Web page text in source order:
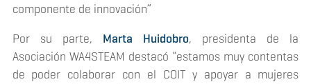
componente de innovación”
Por su parte, Marta Huidobro, presidenta de la
Asociación WA4STEAM destacó “estamos muy contentas
de poder colaborar con el COIT y apoyar a mujeres